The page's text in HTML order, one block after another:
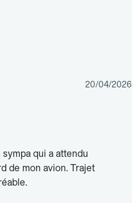
20/04/2026
qui a attendu
de mon avion. Trajet